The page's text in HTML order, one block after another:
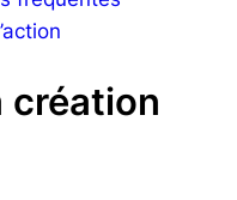
création